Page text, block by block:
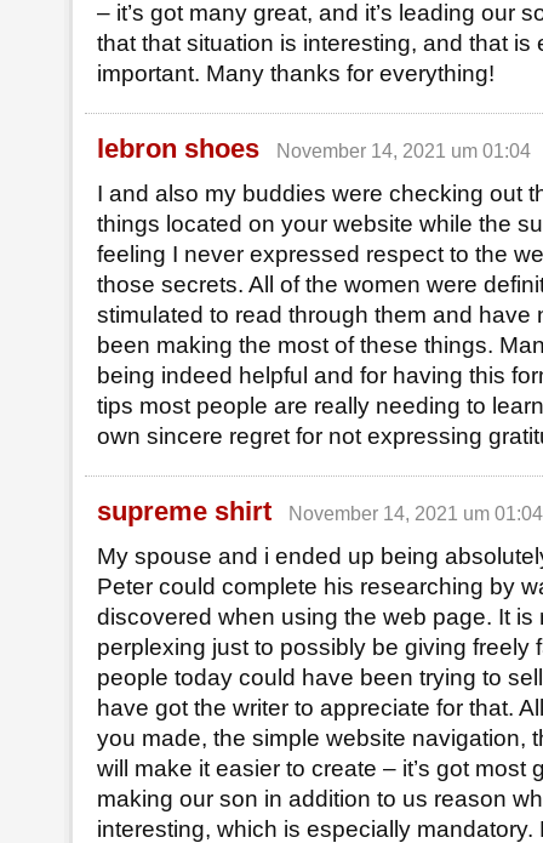
– it’s got many great, and it’s leading our
that that situation is interesting, and that is
important. Many thanks for everything!
lebron shoes November 14, 2021 um 01:04
I and also my buddies were checking out
things located on your website while the
feeling I never expressed respect to the
those secrets. All of the women were
stimulated to read through them and have
been making the most of these things.
being indeed helpful and for having this
tips most people are really needing to
own sincere regret for not expressing
supreme shirt November 14, 2021 um 01:04
My spouse and i ended up being
Peter could complete his researching by
discovered when using the web page. It is
perplexing just to possibly be giving freely
people today could have been trying to
have got the writer to appreciate for that.
you made, the simple website navigation,
will make it easier to create – it’s got most
making our son in addition to us reason
interesting, which is especially mandatory.